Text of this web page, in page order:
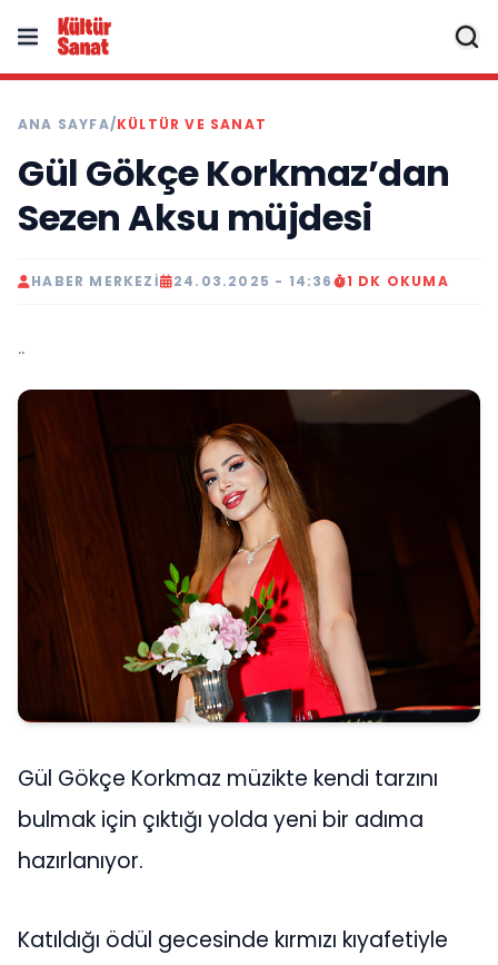
ANA SAYFA/KÜLTÜR VE SANAT
Gül Gökçe Korkmaz’dan
Sezen Aksu müjdesi
HABER MERKEZI 24.03.2025 - 14:36 1 DK OKUMA
..
Gül Gökçe Korkmaz müzikte kendi tarzını
bulmak için çıktığı yolda yeni bir adıma
hazırlanıyor.
Katıldığı ödül gecesinde kırmızı kıyafetiyle